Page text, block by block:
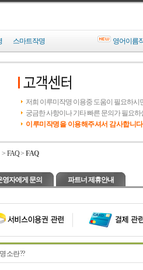
스마트작명 영어이름
저희 이루미작명 이용중 도움이 필요하시
궁금한 사항이나 기타 빠른 문의가 필요하
이루미작명을 이용해주셔서 감사합니다
> FAQ> FAQ
영자에게 문의 파트너 제휴안내
소란??